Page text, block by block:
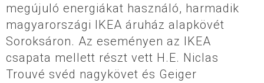
megújuló energiákat használó, harmadik
magyarországi IKEA áruház alapkövét
Soroksáron. Az eseményen az IKEA
csapata mellett részt vett H.E. Niclas
Trouvé svéd nagykövet és Geiger